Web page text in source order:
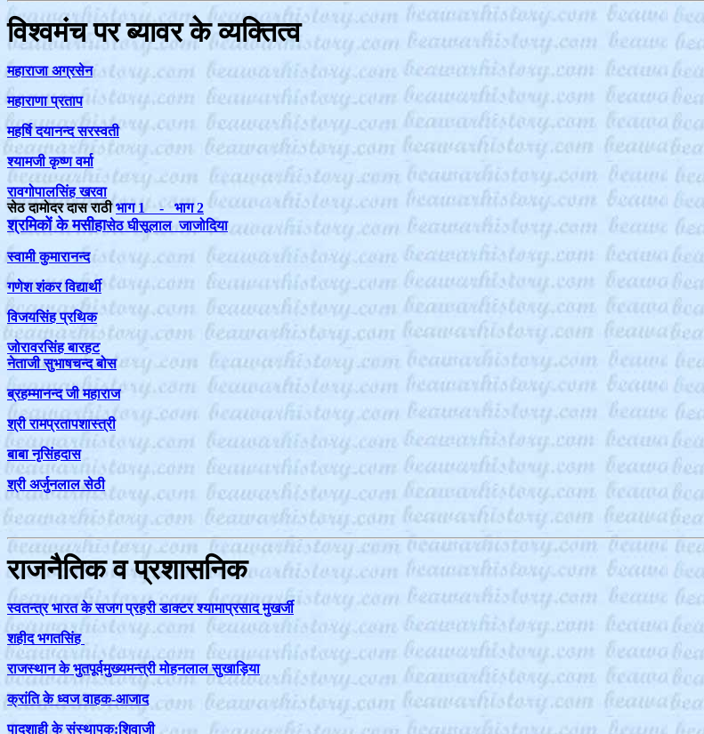
विश्वमंच पर ब्यावर के व्यक्तित्व
महाराजा अग्रसेन
महाराणा प्रताप
महर्षि दयानन्द सरस्वती
श्यामजी कृष्ण वर्मा
रावगोपालसिंह खरवा
सेठ दामोदर दास राठीभाग 1 - भाग 2
श्रमिकों के मसीहासेठ घीसूलाल जाजोदिया
स्वामी कुमारानन्द
गणेश शंकर विद्यार्थी
विजयसिंह प्रथिक
जोरावरसिंह बारहट
नेताजी सुभाषचन्द बोस
ब्रहम्मानन्द जी महाराज
श्री रामप्रतापशास्त्री
बाबा नृसिंहदास
श्री अर्जुनलाल सेठी
राजनैतिक व प्रशासनिक
स्वतन्त्र भारत के सजग प्रहरी डाक्टर श्यामाप्रसाद मुखर्जी
शहीद भगतसिंह
राजस्‍थान के भुतपूर्वमुख्यमन्त्रीमोहनलाल सुखाड़िया
क्रांति के ध्वज वाहक-आजाद
पादशाही के संस्थापक:शिवाजी